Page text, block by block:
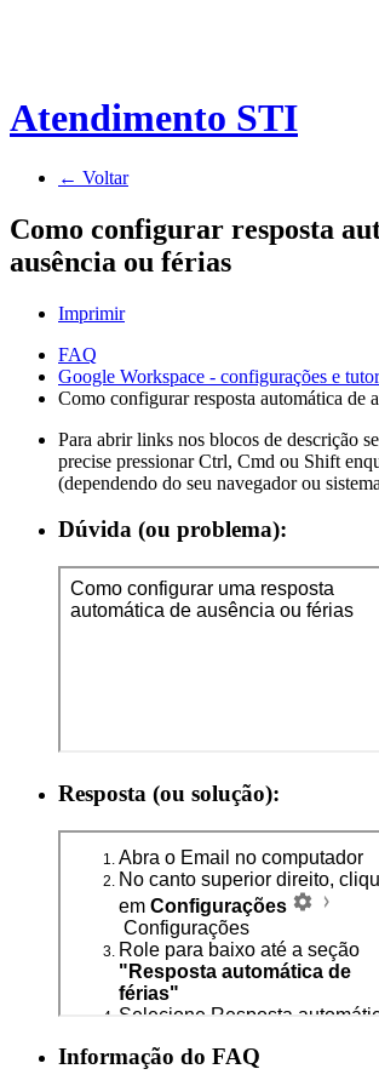
Atendimento STI
← Voltar
Como configurar resposta
ausência ou férias
Imprimir
FAQ
Google Workspace - configurações e
Como configurar resposta automática de
Para abrir links nos blocos de descrição
precise pressionar Ctrl, Cmd ou Shift
(dependendo do seu navegador ou
Dúvida (ou problema):
Resposta (ou solução):
Informação do FAQ